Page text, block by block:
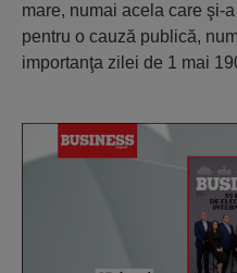
mare, numai acela care şi-
pentru o cauză publică,
importanţa zilei de 1 mai